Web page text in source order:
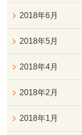
2018年6月
2018年5月
2018年4月
2018年2月
2018年1月